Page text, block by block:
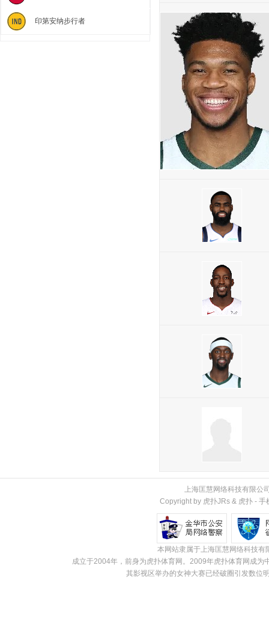
印第安纳步行者
上海匡慧网络科技有限公
Copyright by 虎扑JRs & 虎扑 - 手
本网站隶属于上海匡慧网络科技
成立于2004年，前身为虎扑体育网。2009年虎扑体育网成
其影视区举办的女神大赛已经破圈引发数位